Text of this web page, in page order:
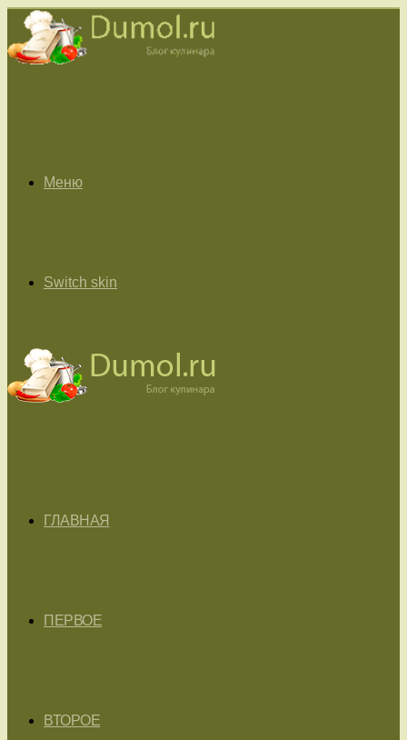
Меню
Switch skin
ГЛАВНАЯ
ПЕРВОЕ
ВТОРОЕ